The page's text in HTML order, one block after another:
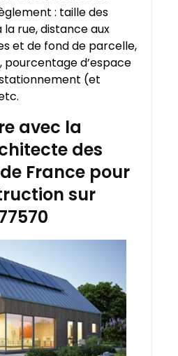
: taille des
rue, distance aux
et de fond de parcelle,
pourcentage d’espace
(et
avec la
des
France pour
sur